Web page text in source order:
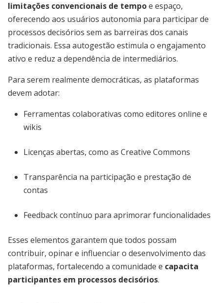
limitações convencionais de tempoe espaço,
oferecendo aos usuários autonomia para participar de
processos decisórios sem as barreiras dos canais
tradicionais. Essa autogestão estimula o engajamento
ativo e reduz a dependência de intermediários.
Para serem realmente democráticas, as plataformas
devem adotar:
Ferramentas colaborativas como editores online e
wikis
Licenças abertas, como as Creative Commons
Transparência na participação e prestação de
contas
Feedback contínuo para aprimorar funcionalidades
Esses elementos garantem que todos possam
contribuir, opinar e influenciar o desenvolvimento das
plataformas, fortalecendo a comunidade e capacita
participantes em processos decisórios.